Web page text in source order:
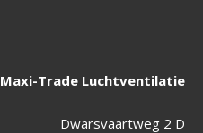
Maxi-Trade Luchtventilatie
Dwarsvaartweg 2 D